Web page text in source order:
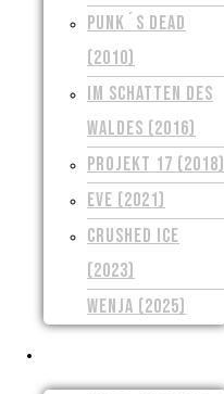
PUNK´S DEAD
(2010)
IM SCHATTEN DES
WALDES (2016)
PROJEKT 17 (2018)
EVE (2021)
CRUSHED ICE
(2023)
WENJA (2025)